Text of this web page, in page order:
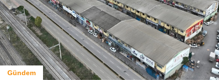
Gündem